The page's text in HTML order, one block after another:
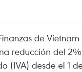
de
reducción del
(IVA) desde el 1